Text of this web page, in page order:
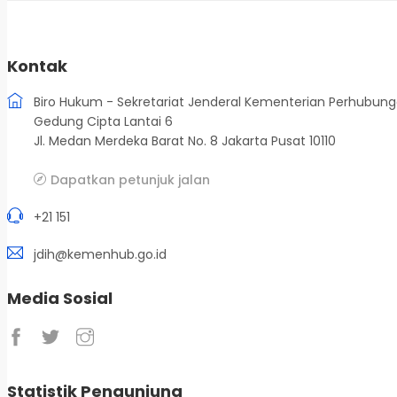
Kontak
Biro Hukum - Sekretariat Jenderal Kementerian
Gedung Cipta Lantai 6
Jl. Medan Merdeka Barat No. 8 Jakarta Pusat 10110
Dapatkan petunjuk jalan
+21 151
jdih@kemenhub.go.id
Media Sosial
Statistik Pengunjung